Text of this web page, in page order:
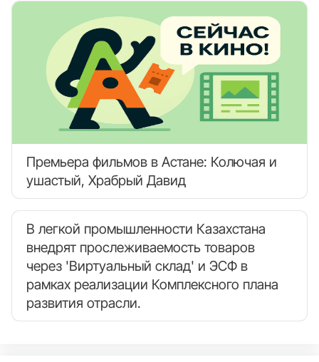
Премьера фильмов в Астане: Колючая и
ушастый, Храбрый Давид
В легкой промышленности Казахстана
внедрят прослеживаемость товаров
через 'Виртуальный склад' и ЭСФ в
рамках реализации Комплексного плана
развития отрасли.